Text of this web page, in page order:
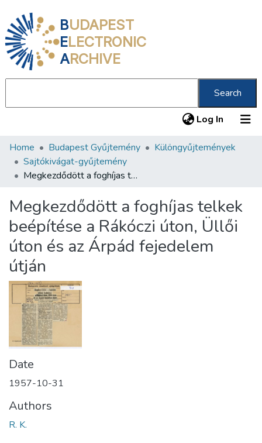
BUDAPEST
ELECTRONIC
ARCHIVE
Search
Log In (current)
Communities & Collections
All of DSpace
About us
Home Budapest Gyűjtemény
Különgyűjtemények
Sajtókivágat-gyűjtemény
Megkezdődött a foghíjas telkek beépítése a Rákóczi úton, Üllői úton és az Árpád fejedelem útján
Megkezdődött a foghíjas telkek
beépítése a Rákóczi úton, Üllői
úton és az Árpád fejedelem
útján
Date
1957-10-31
Authors
R. K.